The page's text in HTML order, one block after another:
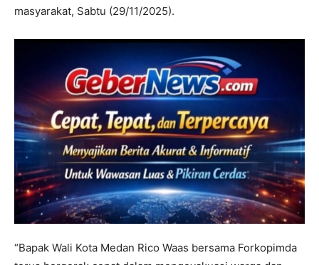
masyarakat, Sabtu (29/11/2025).
“Bapak Wali Kota Medan Rico Waas bersama Forkopimda